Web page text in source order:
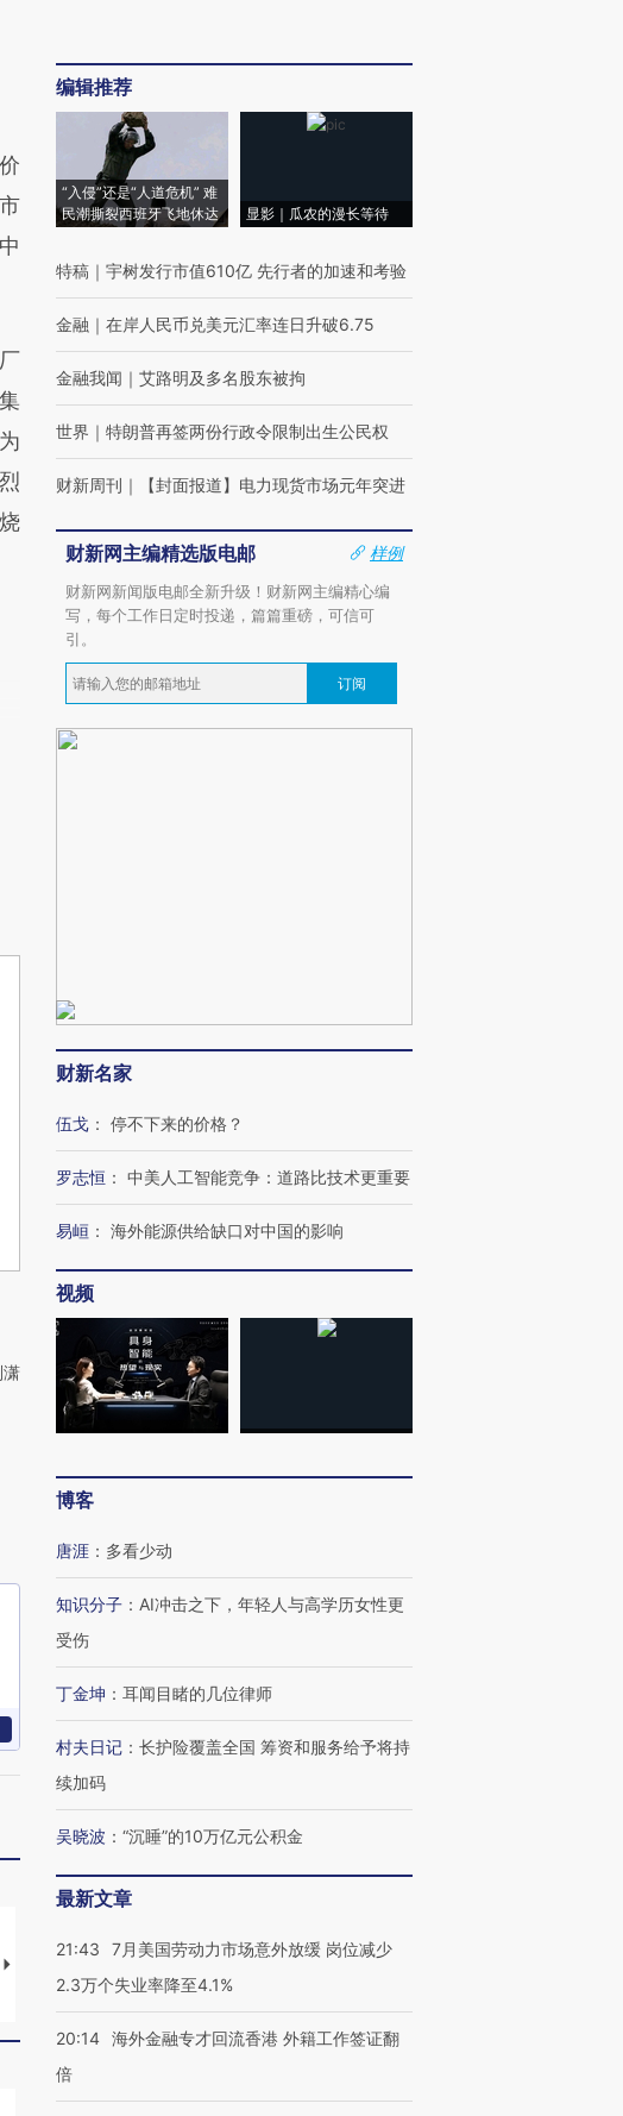
潇
马航飞行员跨国走私7万
粒摇头丸 尿检体内含3种
度Z世代 用街头抗争将教
育部长拱下台
飞地休达
编辑推荐
“入侵”还是“人道危机” 难
民潮撕裂西班牙飞地休达
显影｜瓜农的漫长等待
特稿 ｜ 宇树发行市值610亿 先行者的加速和考验
金融 ｜ 在岸人民币兑美元汇率连日升破6.75
金融我闻 ｜ 艾路明及多名股东被拘
世界 ｜ 特朗普再签两份行政令限制出生公民权
财新周刊 ｜ 【封面报道】电力现货市场元年突进
财新网主编精选版电邮
样例
财新网新闻版电邮全新升级！财新网主编精心编
写，每个工作日定时投递，篇篇重磅，可信可
引。
订阅
财新名家
伍戈 ： 停不下来的价格？
罗志恒 ： 中美人工智能竞争：道路比技术更重要
易峘 ： 海外能源供给缺口对中国的影响
视频
博客
唐涯 ： 多看少动
知识分子 ： AI冲击之下，年轻人与高学历女性更
受伤
丁金坤 ： 耳闻目睹的几位律师
村夫日记 ： 长护险覆盖全国 筹资和服务给予将持
续加码
吴晓波 ： “沉睡”的10万亿元公积金
最新文章
21:43
7月美国劳动力市场意外放缓 岗位减少
2.3万个失业率降至4.1%
20:14 海外金融专才回流香港 外籍工作签证翻
倍